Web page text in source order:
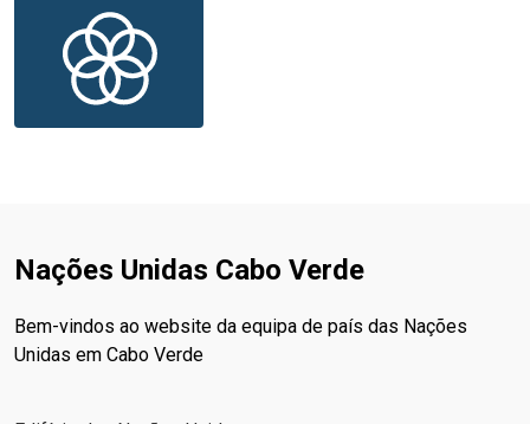
Nações Unidas Cabo Verde
Bem-vindos ao website da equipa de país das Nações
Unidas em Cabo Verde